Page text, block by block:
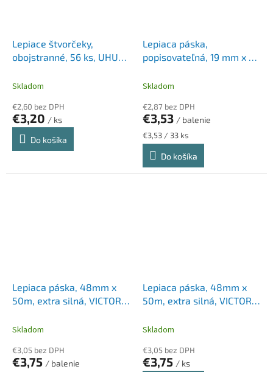
Lepiace štvorčeky,
obojstranné, 56 ks, UHU
Skladom
€2,60 bez DPH
€3,20 / ks
Do košíka
Lepiaca páska,
popisovateľná, 19 mm x 33
priehľadná
Skladom
€2,87 bez DPH
€3,53 / balenie
Jednotková
cena:
€3,53 / 33 ks
Do košíka
Lepiaca páska, 48mm x
50m, extra silná, VICTORIA
Skladom
€3,05 bez DPH
€3,75 / balenie
Lepiaca páska, 48mm x
50m, extra silná, VICTORIA
Skladom
€3,05 bez DPH
€3,75 / ks